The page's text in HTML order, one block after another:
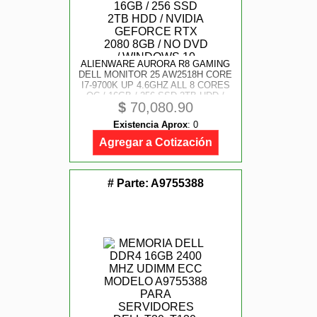
ALIENWARE AURORA R8 GAMING
DELL MONITOR 25 AW2518H CORE
I7-9700K UP 4.6GHZ ALL 8 CORES
OC / 16GB / 256 SSD 2TB HDD /
NVIDIA GEFORCE RTX 2080 8GB /
NO DVD / WINDOWS 10 HOME /
GARANTIA 1 AÃO
$ 70,080.90
Existencia Aprox: 0
Agregar a Cotización
# Parte: A9755388